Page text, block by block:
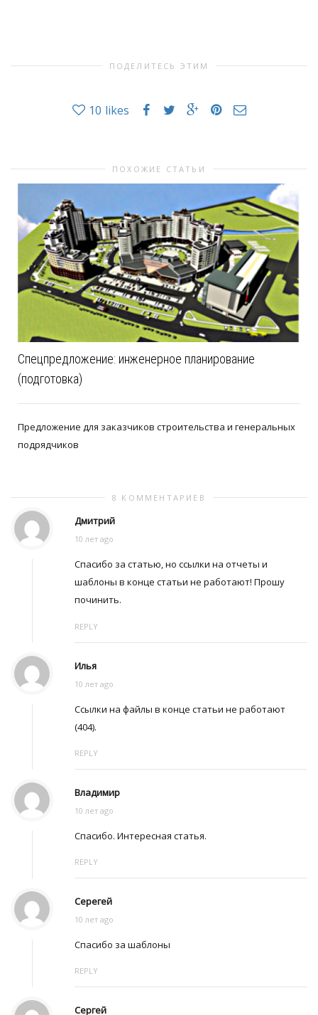
ПОДЕЛИТЕСЬ ЭТИМ
10 likes
ПОХОЖИЕ СТАТЬИ
Спецпредложение: инженерное планирование
(подготовка)
Предложение для заказчиков строительства и генеральных
подрядчиков
8 КОММЕНТАРИЕВ
Дмитрий
10 лет ago
Спасибо за статью, но ссылки на отчеты и
шаблоны в конце статьи не работают! Прошу
починить.
REPLY
Илья
10 лет ago
Ссылки на файлы в конце статьи не работают
(404).
REPLY
Владимир
10 лет ago
Спасибо. Интересная статья.
REPLY
Серегей
10 лет ago
Спасибо за шаблоны
REPLY
Сергей